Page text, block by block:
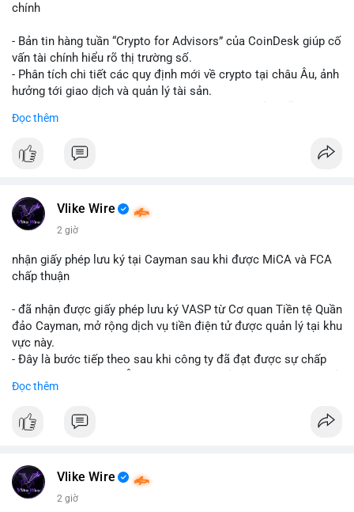
chính
- Bản tin hàng tuần “Crypto for Advisors” của CoinDesk giúp cố
vấn tài chính hiểu rõ thị trường số.
- Phân tích chi tiết các quy định mới về crypto tại châu Âu, ảnh
hưởng tới giao dịch và quản lý tài sản.
nhà đầu tư chuẩn bị chiến lược.
trong lĩnh vực blockchain.
$btc $eth
#vlikevn #titanbot
Đọc thêm
Vlike Wire
2 giờ
nhận giấy phép lưu ký tại Cayman sau khi được MiCA và FCA
chấp thuận
- đã nhận được giấy phép lưu ký VASP từ Cơ quan Tiền tệ Quần
đảo Cayman, mở rộng dịch vụ tiền điện tử được quản lý tại khu
vực này.
- Đây là bước tiếp theo sau khi công ty đã đạt được sự chấp
quy định toàn cầu.
một cách hợp pháp tại Cayman, thu hút thêm khách hàng tổ
tảng tiền điện tử tăng cường tuân thủ pháp lý để mở rộng hoạt
động.
Đọc thêm
Vlike Wire
2 giờ